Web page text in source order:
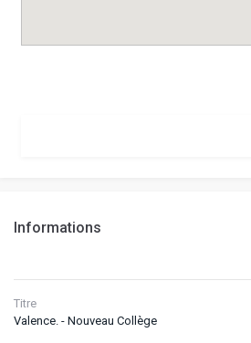
Informations
Titre
Valence. - Nouveau Collège